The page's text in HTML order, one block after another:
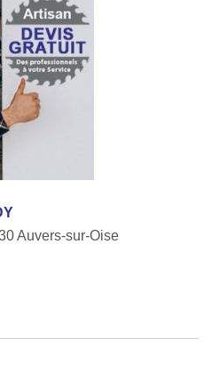
Auvers-sur-Oise